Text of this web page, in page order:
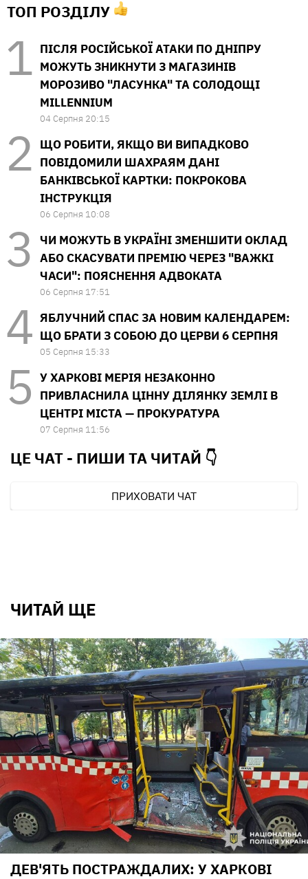
ТОП РОЗДІЛУ
ПІСЛЯ РОСІЙСЬКОЇ АТАКИ ПО ДНІПРУ
МОЖУТЬ ЗНИКНУТИ З МАГАЗИНІВ
МОРОЗИВО "ЛАСУНКА" ТА СОЛОДОЩІ
MILLENNIUM
04 Серпня 20:15
ЩО РОБИТИ, ЯКЩО ВИ ВИПАДКОВО
ПОВІДОМИЛИ ШАХРАЯМ ДАНІ
БАНКІВСЬКОЇ КАРТКИ: ПОКРОКОВА
ІНСТРУКЦІЯ
06 Серпня 10:08
ЧИ МОЖУТЬ В УКРАЇНІ ЗМЕНШИТИ ОКЛАД
АБО СКАСУВАТИ ПРЕМІЮ ЧЕРЕЗ "ВАЖКІ
ЧАСИ": ПОЯСНЕННЯ АДВОКАТА
06 Серпня 17:51
ЯБЛУЧНИЙ СПАС ЗА НОВИМ КАЛЕНДАРЕМ:
ЩО БРАТИ З СОБОЮ ДО ЦЕРВИ 6 СЕРПНЯ
05 Серпня 15:33
У ХАРКОВІ МЕРІЯ НЕЗАКОННО
ПРИВЛАСНИЛА ЦІННУ ДІЛЯНКУ ЗЕМЛІ В
ЦЕНТРІ МІСТА — ПРОКУРАТУРА
07 Серпня 11:56
ЦЕ ЧАТ - ПИШИ ТА ЧИТАЙ 👇
ПРИХОВАТИ ЧАТ
ЧИТАЙ ЩЕ
ДЕВ'ЯТЬ ПОСТРАЖДАЛИХ: У ХАРКОВІ